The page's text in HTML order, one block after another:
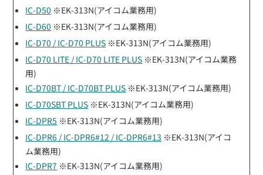
IC-D50 ※EK-313N(アイコム業務用)
IC-D60 ※EK-313N(アイコム業務用)
IC-D70 / IC-D70 PLUS ※EK-313N(アイコム業務用)
IC-D70 LITE / IC-D70 LITE PLUS ※EK-313N(アイコム業務
用)
IC-D70BT / IC-D70BT PLUS ※EK-313N(アイコム業務用)
IC-D70SBT PLUS ※EK-313N(アイコム業務用)
IC-DPR5 ※EK-313N(アイコム業務用)
IC-DPR6 / IC-DPR6#12 / IC-DPR6#13 ※EK-313N(アイコ
ム業務用)
IC-DPR7 ※EK-313N(アイコム業務用)